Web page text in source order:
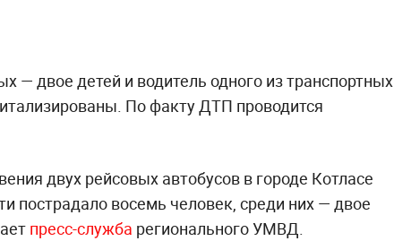
— двое детей и водитель одного из транспортных
По факту ДТП проводится
двух рейсовых автобусов в городе Котласе
пострадало восемь человек, среди них — двое
пресс-служба регионального УМВД.